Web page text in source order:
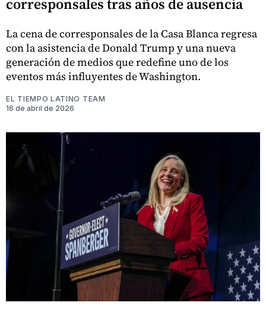
La cena de corresponsales de la Casa Blanca regresa
con la asistencia de Donald Trump y una nueva
generación de medios que redefine uno de los
eventos más influyentes de Washington.
EL TIEMPO LATINO TEAM
16 de abril de 2026